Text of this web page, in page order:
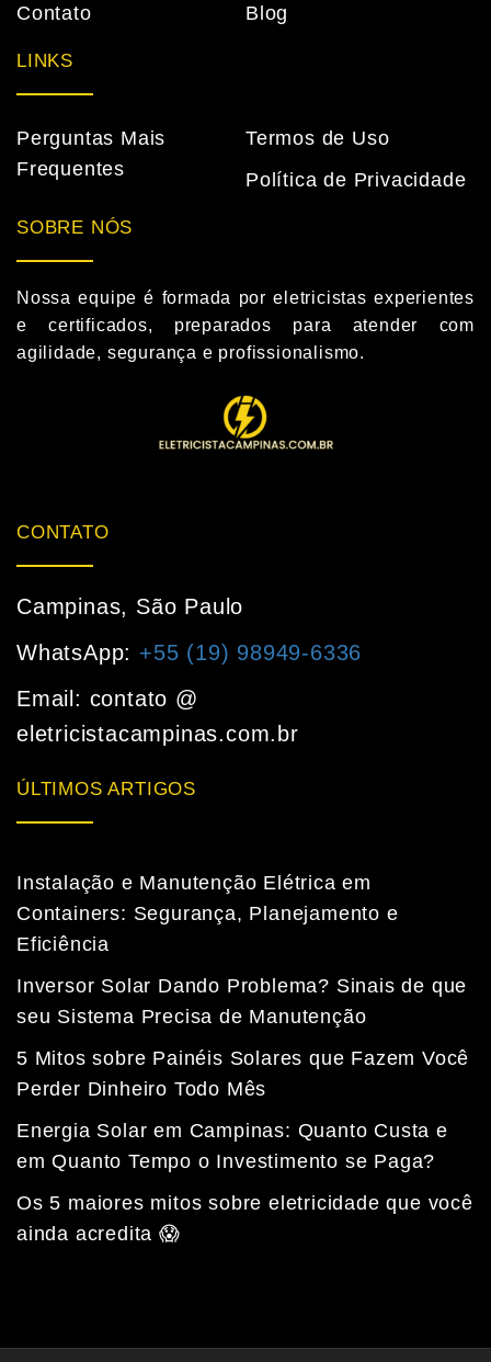
Contato
Blog
LINKS
Perguntas Mais
Frequentes
Termos de Uso
Política de Privacidade
SOBRE NÓS
Nossa equipe é formada por eletricistas experientes
e certificados, preparados para atender com
agilidade, segurança e profissionalismo.
CONTATO
Campinas, São Paulo
WhatsApp: +55 (19) 98949-6336
Email: contato @
eletricistacampinas.com.br
ÚLTIMOS ARTIGOS
Instalação e Manutenção Elétrica em
Containers: Segurança, Planejamento e
Eficiência
Inversor Solar Dando Problema? Sinais de que
seu Sistema Precisa de Manutenção
5 Mitos sobre Painéis Solares que Fazem Você
Perder Dinheiro Todo Mês
Energia Solar em Campinas: Quanto Custa e
em Quanto Tempo o Investimento se Paga?
Os 5 maiores mitos sobre eletricidade que você
ainda acredita 😱
Fale com a nossa equipe
Tempo médio de resposta: 15 minutos